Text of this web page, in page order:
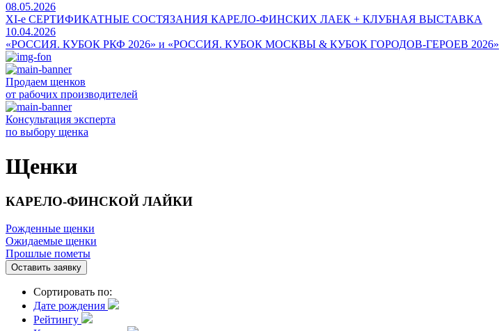
08.05.2026
ХI-е СЕРТИФИКАТНЫЕ СОСТЯЗАНИЯ КАРЕЛО-ФИНСКИХ ЛАЕК + КЛУБНАЯ ВЫСТАВКА
10.04.2026
«РОССИЯ. КУБОК РКФ 2026» и «РОССИЯ. КУБОК МОСКВЫ & КУБОК ГОРОДОВ-ГЕРОЕВ 2026»
Продаем щенков
от рабочих производителей
Консультация эксперта
по выбору щенка
Щенки
КАРЕЛО-ФИНСКОЙ ЛАЙКИ
Рожденные щенки
Ожидаемые щенки
Прошлые пометы
Оставить заявку
Сортировать по:
Дате рождения
Рейтингу